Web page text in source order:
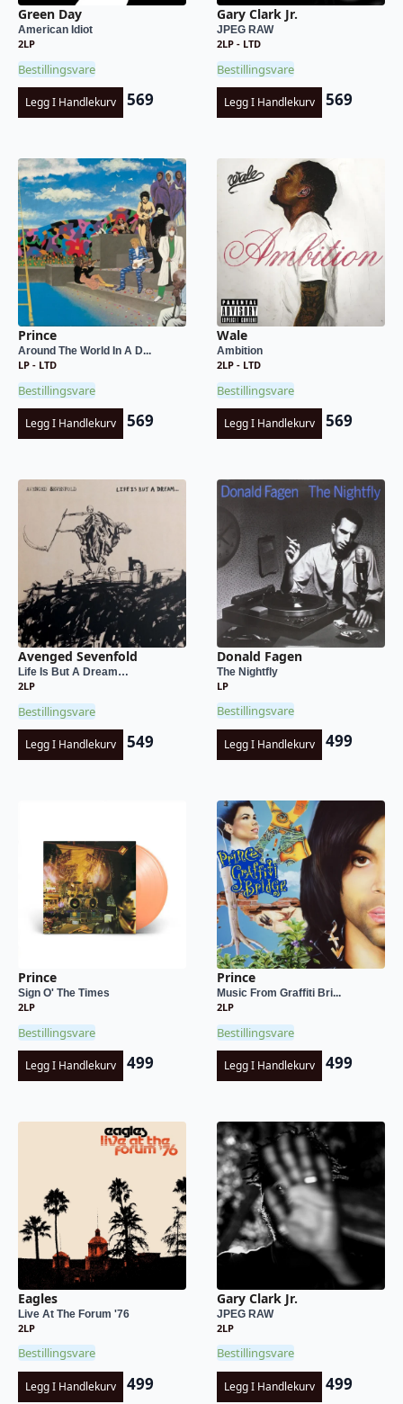
Green Day
American Idiot
2LP
Bestillingsvare
Legg I Handlekurv 569
Gary Clark Jr.
JPEG RAW
2LP - LTD
Bestillingsvare
Legg I Handlekurv 569
Prince
Around The World In A D...
LP - LTD
Bestillingsvare
Legg I Handlekurv 569
Wale
Ambition
2LP - LTD
Bestillingsvare
Legg I Handlekurv 569
Avenged Sevenfold
Life Is But A Dream…
2LP
Bestillingsvare
Legg I Handlekurv 549
Donald Fagen
The Nightfly
LP
Bestillingsvare
Legg I Handlekurv 499
Prince
Sign O' The Times
2LP
Bestillingsvare
Legg I Handlekurv 499
Prince
Music From Graffiti Bri...
2LP
Bestillingsvare
Legg I Handlekurv 499
Eagles
Live At The Forum '76
2LP
Bestillingsvare
Legg I Handlekurv 499
Gary Clark Jr.
JPEG RAW
2LP
Bestillingsvare
Legg I Handlekurv 499